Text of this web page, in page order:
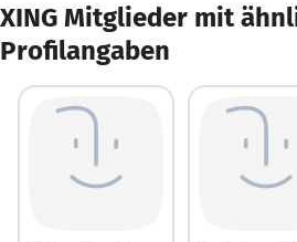
XING Mitglieder mit
Profilangaben